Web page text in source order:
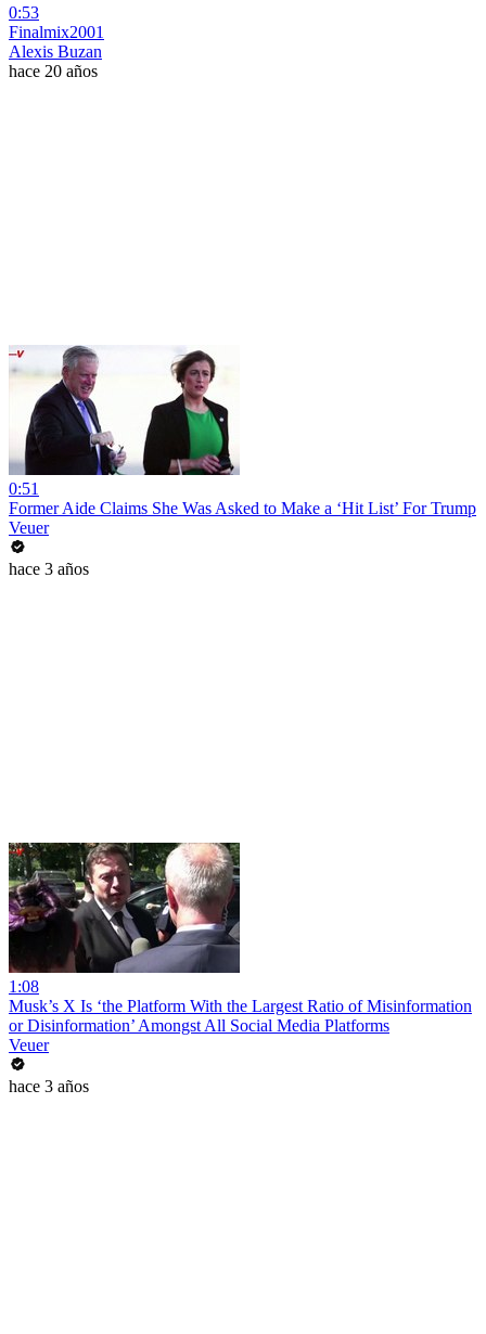
0:53
Finalmix2001
Alexis Buzan
hace 20 años
0:51
Former Aide Claims She Was Asked to Make a ‘Hit List’ For Trump
Veuer
hace 3 años
1:08
Musk’s X Is ‘the Platform With the Largest Ratio of Misinformation
or Disinformation’ Amongst All Social Media Platforms
Veuer
hace 3 años